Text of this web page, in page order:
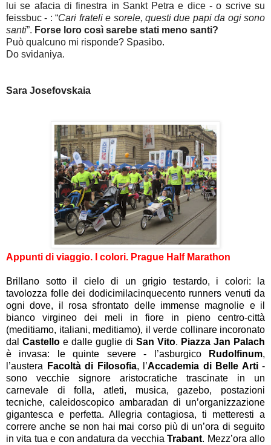
lui se afacia di finestra in Sankt Petra e dice - o scrive su
feissbuc - :“Cari frateli e sorele, questi due papi da ogi sono
santi”. Forse loro così sarebe stati meno santi?
Può qualcuno mi risponde? Spasibo.
Do svidaniya.
Sara Josefovskaia
Appunti di viaggio. I colori. Prague Half Marathon
Brillano sotto il cielo di un grigio testardo, i colori: la
tavolozza folle dei dodicimilacinquecento runners venuti da
ogni dove, il rosa sfrontato delle immense magnolie e il
bianco virgineo dei meli in fiore in pieno centro-città
(meditiamo, italiani, meditiamo), il verde collinare incoronato
dal Castello e dalle guglie di San Vito. Piazza Jan Palach
è invasa: le quinte severe - l’asburgico
Rudolfinum,
l’austera
Facoltà di Filosofia, l’Accademia di Belle Arti-
sono vecchie signore aristocratiche trascinate in un
carnevale di folla, atleti, musica, gazebo, postazioni
tecniche, caleidoscopico ambaradan di un’organizzazione
gigantesca e perfetta. Allegria contagiosa, ti metteresti a
correre anche se non hai mai corso più di un’ora di seguito
in vita tua e con andatura da vecchiaTrabant. Mezz’ora allo